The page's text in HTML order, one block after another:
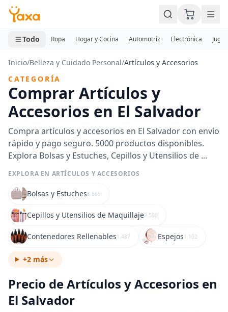
MINI CARRITO
0 productos
Todo Ropa Hogar y Cocina Automotriz Electrónica
Inicio/Belleza y Cuidado Personal/Artículos y Accesorios
CATEGORÍA
Comprar Artículos y
Accesorios en El Salvador
Compra artículos y accesorios en El Salvador con envío
rápido y pago seguro. 5000 productos disponibles.
Explora Bolsas y Estuches, Cepillos y Utensilios de ...
EXPLORA EN ARTÍCULOS Y ACCESORIOS
Bolsas y Estuches3.865
Cepillos y Utensilios de Maquillaje2.500
Contenedores Rellenables1.487 Espejos1.102
+2 más
Precio de Artículos y Accesorios en
El Salvador